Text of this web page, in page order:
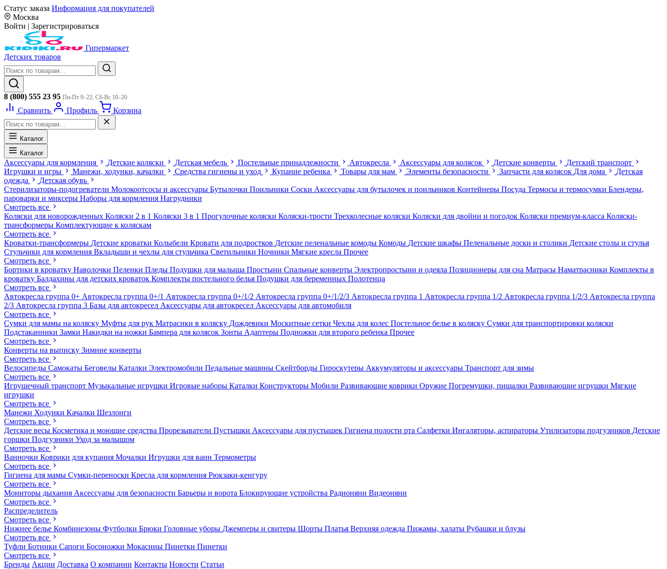
Статус заказа Информация для покупателей
Москва
Войти | Зарегистрироваться
Гипермаркет
Детских товаров
8 (800) 555 23 95 Пн-Пт 9–22, Сб-Вс 10–20
Сравнить Профиль Корзина
Каталог
Каталог
Аксессуары для кормления Детские коляски Детская мебель Постельные принадлежности Автокресла Аксессуары для колясок Детские конверты
Детский транспорт
Игрушки и игры
Манежи, ходунки, качалки Средства гигиены и уход Купание ребенка Товары для мам Элементы безопасности Запчасти для колясок Для дома
Детская
одежда
Детская обувь
Стерилизаторы-подогреватели Молокоотсосы и аксессуары Бутылочки Поильники Соски Аксессуары для бутылочек и поильников Контейнеры Посуда Термосы и термосумки Блендеры,
пароварки и миксеры Наборы для кормления Нагрудники
Смотреть все
Коляски для новорожденных Коляски 2 в 1 Коляски 3 в 1 Прогулочные коляски Коляски-трости Трехколесные коляски Коляски для двойни и погодок Коляски премиум-класса Коляски-
трансформеры Комплектующие к коляскам
Смотреть все
Кроватки-трансформеры Детские кроватки Колыбели Кровати для подростков Детские пеленальные комоды Комоды Детские шкафы Пеленальные доски и столики Детские столы и стулья
Стульчики для кормления Вкладыши и чехлы для стульчика Светильники Ночники Мягкие кресла Прочее
Смотреть все
Бортики в кроватку Наволочки Пеленки Пледы Подушки для малыша Простыни Спальные конверты Электропростыни и одеяла Позиционеры для сна Матрасы Наматрасники Комплекты в
кроватку Балдахины для детских кроваток Комплекты постельного белья Подушки для беременных Полотенца
Смотреть все
Автокресла группа 0+ Автокресла группа 0+/1 Автокресла группа 0+/1/2 Автокресла группа 0+/1/2/3 Автокресла группа 1 Автокресла группа 1/2 Автокресла группа 1/2/3 Автокресла группа
2/3 Автокресла группа 3 Базы для автокресел Аксессуары для автокресел Аксессуары для автомобиля
Смотреть все
Сумки для мамы на коляску Муфты для рук Матрасики в коляску Дождевики Москитные сетки Чехлы для колес Постельное белье в коляску Сумки для транспортировки коляски
Подстаканники Замки Накидки на ножки Бампера для колясок Зонты Адаптеры Подножки для второго ребенка Прочее
Смотреть все
Конверты на выписку Зимние конверты
Смотреть все
Велосипеды Самокаты Беговелы Каталки Электромобили Педальные машины Скейтборды Гироскутеры Аккумуляторы и аксессуары Транспорт для зимы
Смотреть все
Игрушечный транспорт Музыкальные игрушки Игровые наборы Каталки Конструкторы Мобили Развивающие коврики Оружие Погремушки, пищалки Развивающие игрушки Мягкие
игрушки
Смотреть все
Манежи Ходунки Качалки Шезлонги
Смотреть все
Детские весы Косметика и моющие средства Прорезыватели Пустышки Аксессуары для пустышек Гигиена полости рта Салфетки Ингаляторы, аспираторы Утилизаторы подгузников Детские
горшки Подгузники Уход за малышом
Смотреть все
Ванночки Коврики для купания Мочалки Игрушки для ванн Термометры
Смотреть все
Гигиена для мамы Сумки-переноски Кресла для кормления Рюкзаки-кенгуру
Смотреть все
Мониторы дыхания Аксессуары для безопасности Барьеры и ворота Блокирующие устройства Радионяни Видеоняни
Смотреть все
Распределитель
Смотреть все
Нижнее белье Комбинезоны Футболки Брюки Головные уборы Джемперы и свитеры Шорты Платья Верхняя одежда Пижамы, халаты Рубашки и блузы
Смотреть все
Туфли Ботинки Сапоги Босоножки Мокасины Пинетки Пинетки
Смотреть все
Бренды Акции Доставка О компании Контакты Новости Статьи